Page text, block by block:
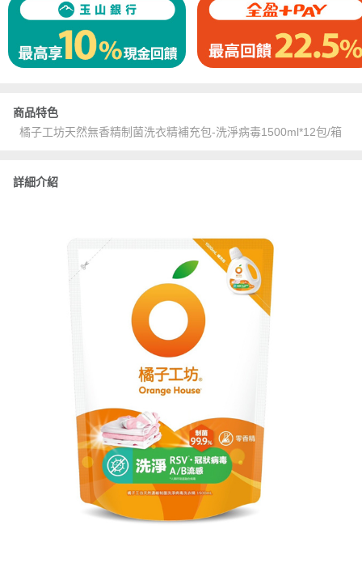
商品特色
橘子工坊天然無香精制菌洗衣精補充包-洗淨病毒1500ml*12包/箱
詳細介紹